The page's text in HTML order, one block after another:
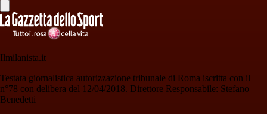
Ilmilanista.it
Testata giornalistica autorizzazione tribunale di Roma iscritta con il
n°78 con delibera del 12/04/2018. Direttore Responsabile: Stefano
Benedetti